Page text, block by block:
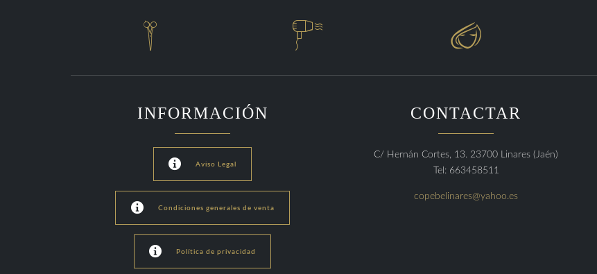
  
INFORMACIÓN
 Aviso Legal
 Condiciones generales de venta
 Política de privacidad
CONTACTAR
C/ Hernán Cortes, 13. 23700 Linares (Jaén)
Tel: 663458511
copebelinares@yahoo.es